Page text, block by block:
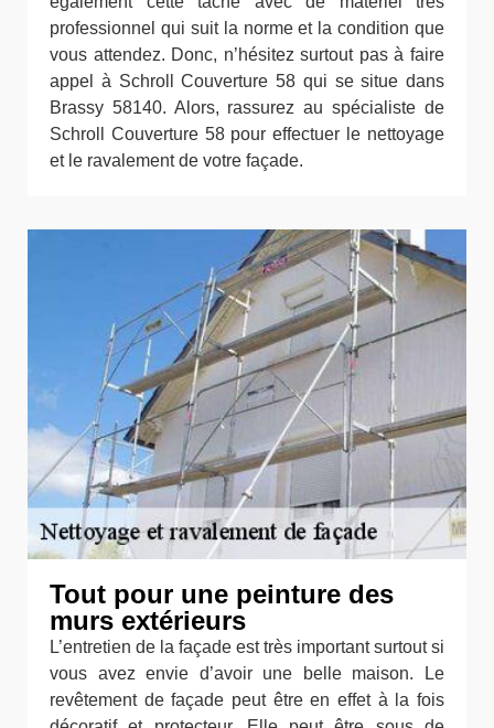
professionnel qui suit la norme et la condition que
vous attendez. Donc, n’hésitez surtout pas à faire
appel à Schroll Couverture 58 qui se situe dans
Brassy 58140. Alors, rassurez au spécialiste de
Schroll Couverture 58 pour effectuer le nettoyage
et le ravalement de votre façade.
Tout pour une peinture des
murs extérieurs
L’entretien de la façade est très important surtout si
vous avez envie d’avoir une belle maison. Le
revêtement de façade peut être en effet à la fois